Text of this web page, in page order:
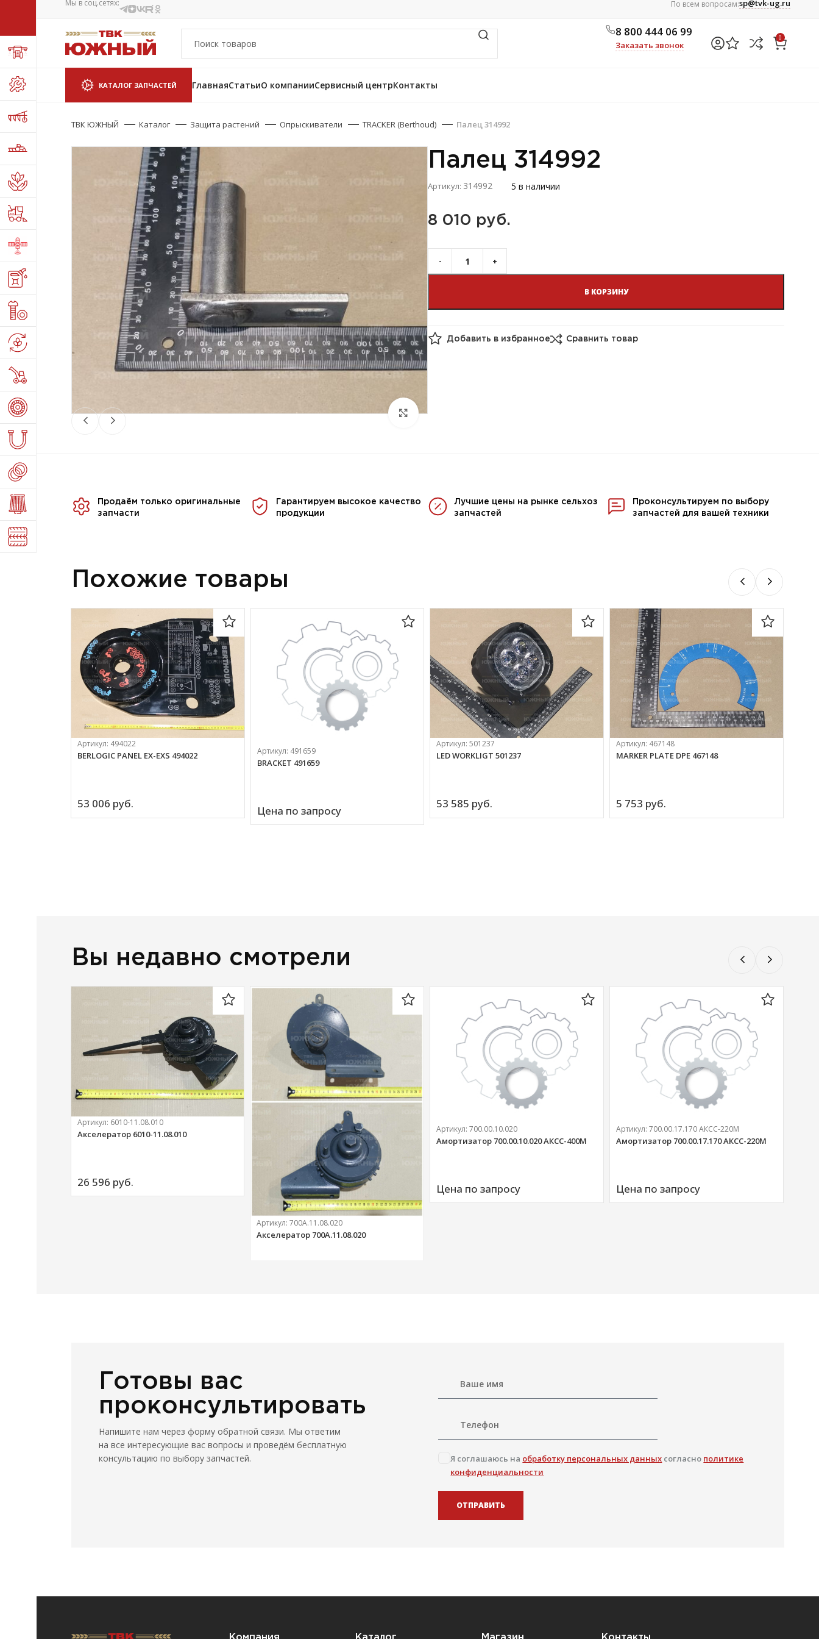
Мы в соц.сетях: По всем вопросам:sp@tvk-ug.ru
8 800 444 06 99
Заказать звонок
0
КАТАЛОГ ЗАПЧАСТЕЙ ГлавнаяСтатьиО компанииСервисный центрКонтакты
ТВК ЮЖНЫЙ Каталог Защита растений Опрыскиватели TRACKER (Berthoud) Палец 314992
Палец 314992
Артикул: 314992 5 в наличии
8 010 руб.
В КОРЗИНУ
Добавить в избранное Сравнить товар
Продаём только оригинальные
запчасти
Гарантируем высокое качество
продукции
Лучшие цены на рынке сельхоз
запчастей
Проконсультируем по выбору
запчастей для вашей техники
Похожие товары
Артикул: 494022
BERLOGIC PANEL EX-EXS 494022
53 006 руб.
Артикул: 491659
BRACKET 491659
Цена по запросу
Артикул:501237
LED WORKLIGT 501237
53 585 руб.
Артикул: 467148
MARKER PLATE DPE 467148
5 753 руб.
Вы недавно смотрели
Артикул: 6010-11.08.010
Акселератор 6010-11.08.010
26 596 руб.
Артикул:700А.11.08.020
Акселератор 700А.11.08.020
Артикул:700.00.10.020
Амортизатор 700.00.10.020 АКСС-400М
Цена по запросу
Артикул:700.00.17.170 АКСС-220М
Амортизатор 700.00.17.170 АКСС-220М
Цена по запросу
Готовы вас
проконсультировать
Напишите нам через форму обратной связи. Мы ответим
на все интересующие вас вопросы и проведём бесплатную
консультацию по выбору запчастей.
Я соглашаюсь на обработку персональных данных согласно политике
конфиденциальности
ОТПРАВИТЬ